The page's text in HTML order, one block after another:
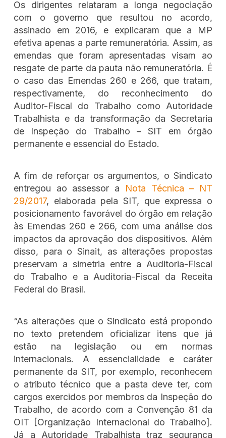
Os dirigentes relataram a longa negociação
com o governo que resultou no acordo,
assinado em 2016, e explicaram que a MP
efetiva apenas a parte remuneratória. Assim, as
emendas que foram apresentadas visam ao
resgate de parte da pauta não remuneratória. É
o caso das Emendas 260 e 266, que tratam,
respectivamente, do reconhecimento do
Auditor-Fiscal do Trabalho como Autoridade
Trabalhista e da transformação da Secretaria
de Inspeção do Trabalho – SIT em órgão
permanente e essencial do Estado.
A fim de reforçar os argumentos, o Sindicato
entregou ao assessor a
Nota Técnica – NT
29/2017, elaborada pela SIT, que expressa o
posicionamento favorável do órgão em relação
às Emendas 260 e 266, com uma análise dos
impactos da aprovação dos dispositivos. Além
disso, para o Sinait, as alterações propostas
preservam a simetria entre a Auditoria-Fiscal
do Trabalho e a Auditoria-Fiscal da Receita
Federal do Brasil.
“As alterações que o Sindicato está propondo
no texto pretendem oficializar itens que já
estão na legislação ou em normas
internacionais. A essencialidade e caráter
permanente da SIT, por exemplo, reconhecem
o atributo técnico que a pasta deve ter, com
cargos exercidos por membros da Inspeção do
Trabalho, de acordo com a Convenção 81 da
OIT [Organização Internacional do Trabalho].
Já a Autoridade Trabalhista traz segurança